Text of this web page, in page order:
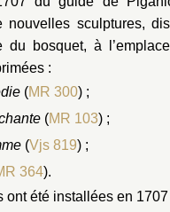
nouvelles sculptures,
du bosquet, à
:
(MR 300) ;
(MR 103) ;
(Vjs 819) ;
364).
ont été installées en 1707